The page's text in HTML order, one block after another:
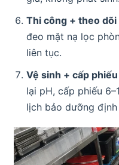
Thi công + theo
đeo mặt nạ lọc
liên tục.
Vệ sinh + cấp
lại pH, cấp phiếu
lịch bảo dưỡng